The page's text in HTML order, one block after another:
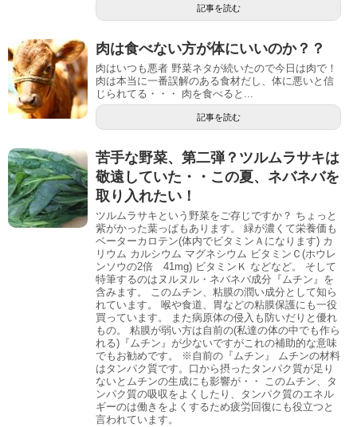
記事を読む
肉は食べない方が体にいいのか？？
肉はいつも悪者 野菜ネタが続いたので今日は肉で！
肉は本当に一番誤解のある食材だし、体に悪いと信
じられてる・・・ 肉を食べると...
記事を読む
苦手な野菜、第二弾？ツルムラサキは
敬遠していた・・この夏、ネバネバを
取り入れたい！
ツルムラサキという野菜をご存じですか？ ちょっと
紫がかった葉っぱもあります。 緑が濃くて栄養価も
ベーターカロテン(体内でビタミンＡになります) カ
リウム カルシウム マグネシウム ビタミンＣ(ホウレ
ンソウの2倍 41mg) ビタミンＫ などなど。 そして
特筆するのはヌルヌル・ネバネバ成分『ムチン』を
含みます。 このムチン、粘膜の潤い成分として知ら
れています。 喉や食道、胃などの粘膜保護にも一役
買っています。 また病原体の侵入も防いだりと優れ
もの。 粘膜が弱い方は自前の(私達の体の中でも作ら
れる)『ムチン』が少ないですがこれの補助的な意味
でもお勧めです。 ※自前の『ムチン』 ムチンの材料
はタンパク質です。口から摂ったタンパク質が足り
ないとムチンの生成にも影響が・・ このムチン、タ
ンパク質の吸収をよくしたり、タンパク質のエネル
ギーのは働きをよくするため疲労回復にも役立つと
言われています。